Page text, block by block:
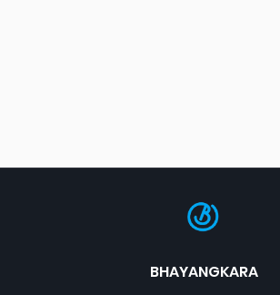
BHAYANGKARA